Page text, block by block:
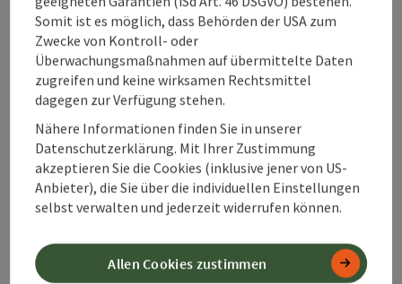
www.urlaubsregion-pyhrn-priel.at/bilderstellen
wir Medienvertretern Bilder zum Download zur
Verfügung. Sollten Sie Probleme haben Bilder
runterzuladen, bitte kontaktieren Sie uns. Wir
können Ihnen die Bilder dann gerne über andere
C.9.1.1.1 - Für einige nicht-textliche Inhalte, die
Ihnen präsentiert werden, gibt es keine
gleichwertige textliche Alternative, die
denselben Zweck erfüllt;
C.9.1.3.1 - In einigen Fällen können
Zusammenhänge, die durch die Darstellung von
Seiten vermittelt werden, nicht
Somit ist es möglich, dass Behörden der USA zum
Zwecke von Kontroll- oder
Überwachungsmaßnahmen auf übermittelte Daten
zugreifen und keine wirksamen Rechtsmittel
dagegen zur Verfügung stehen.
Nähere Informationen finden Sie in unserer
Datenschutzerklärung. Mit Ihrer Zustimmung
akzeptieren Sie die Cookies (inklusive jener von US-
Anbieter), die Sie über die individuellen Einstellungen
selbst verwalten und jederzeit widerrufen können.
Allen Cookies zustimmen